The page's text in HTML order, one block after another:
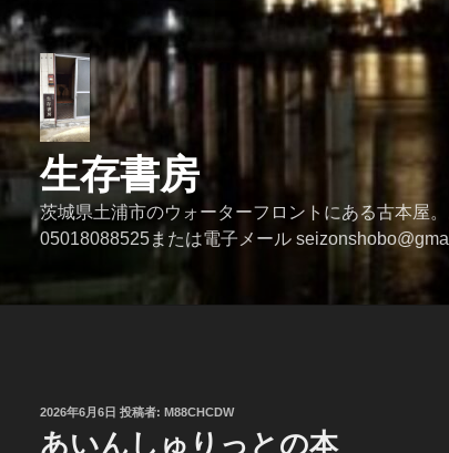
生存書房
茨城県土浦市のウォーターフロントにある古本屋
05018088525または電子メール
投
稿
日:
2026年6月6日 投稿者: M88CHCDW
あいんしゅりっとの本